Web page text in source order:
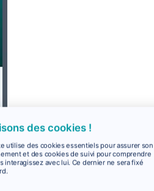
des cookies !
utilise des cookies essentiels pour assurer son
et des cookies de suivi pour comprendre
interagissez avec lui. Ce dernier ne sera fixé